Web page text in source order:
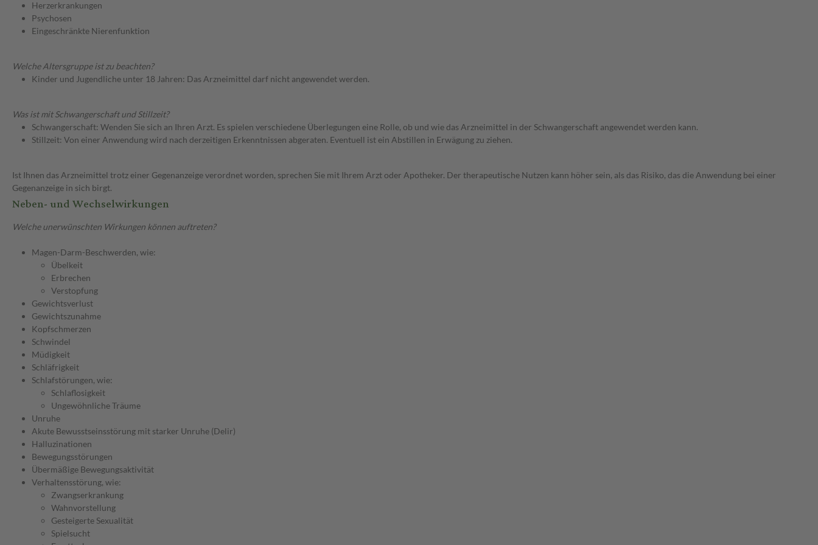
Herzerkrankungen
Psychosen
Eingeschränkte Nierenfunktion
Welche Altersgruppe ist zu beachten?
Kinder und Jugendliche unter 18 Jahren: Das Arzneimittel darf nicht angewendet werden.
Was ist mit Schwangerschaft und Stillzeit?
Schwangerschaft: Wenden Sie sich an Ihren Arzt. Es spielen verschiedene Überlegungen eine Rolle, ob und wie das Arzneimittel in der Schwangerschaft angewendet werden kann.
Stillzeit: Von einer Anwendung wird nach derzeitigen Erkenntnissen abgeraten. Eventuell ist ein Abstillen in Erwägung zu ziehen.
Ist Ihnen das Arzneimittel trotz einer Gegenanzeige verordnet worden, sprechen Sie mit Ihrem Arzt oder Apotheker. Der therapeutische Nutzen kann höher sein, als das Risiko, das die Anwendung bei einer
Gegenanzeige in sich birgt.
Neben- und Wechselwirkungen
Welche unerwünschten Wirkungen können auftreten?
Magen-Darm-Beschwerden, wie:
Übelkeit
Erbrechen
Verstopfung
Gewichtsverlust
Gewichtszunahme
Kopfschmerzen
Schwindel
Müdigkeit
Schläfrigkeit
Schlafstörungen, wie:
Schlaflosigkeit
Ungewöhnliche Träume
Unruhe
Akute Bewusstseinsstörung mit starker Unruhe (Delir)
Halluzinationen
Bewegungsstörungen
Übermäßige Bewegungsaktivität
Verhaltensstörung, wie:
Zwangserkrankung
Wahnvorstellung
Gesteigerte Sexualität
Spielsucht